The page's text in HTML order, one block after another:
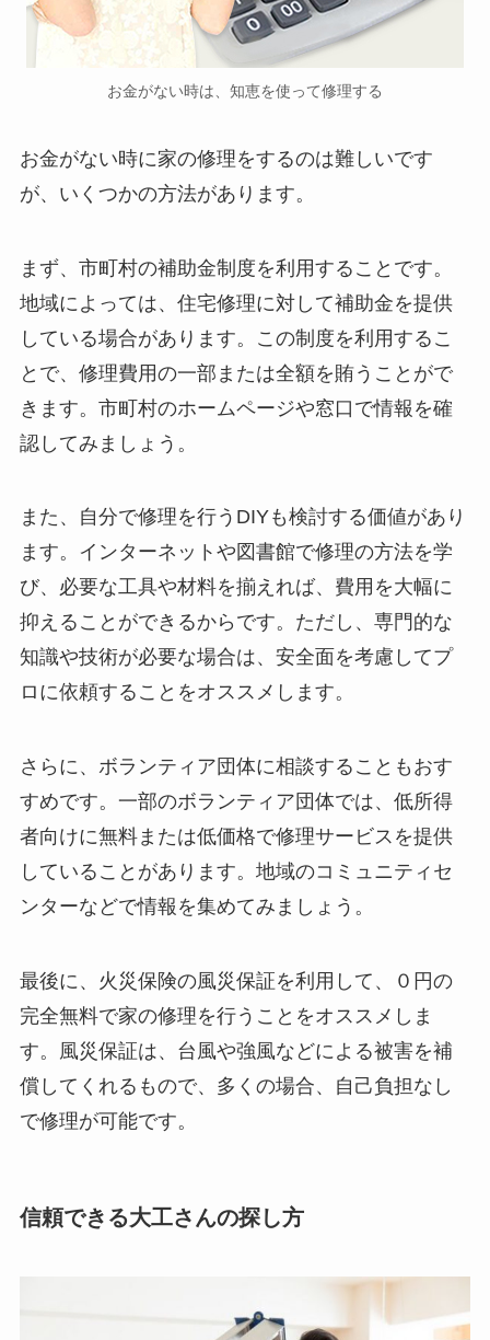
お金がない時は、知恵を使って修理する
お金がない時に家の修理をするのは難しいです
が、いくつかの方法があります。
まず、市町村の補助金制度を利用することです。
地域によっては、住宅修理に対して補助金を提供
している場合があります。この制度を利用するこ
とで、修理費用の一部または全額を賄うことがで
きます。市町村のホームページや窓口で情報を確
認してみましょう。
また、自分で修理を行うDIYも検討する価値があり
ます。インターネットや図書館で修理の方法を学
び、必要な工具や材料を揃えれば、費用を大幅に
抑えることができるからです。ただし、専門的な
知識や技術が必要な場合は、安全面を考慮してプ
ロに依頼することをオススメします。
さらに、ボランティア団体に相談することもおす
すめです。一部のボランティア団体では、低所得
者向けに無料または低価格で修理サービスを提供
していることがあります。地域のコミュニティセ
ンターなどで情報を集めてみましょう。
最後に、火災保険の風災保証を利用して、０円の
完全無料で家の修理を行うことをオススメしま
す。風災保証は、台風や強風などによる被害を補
償してくれるもので、多くの場合、自己負担なし
で修理が可能です。
信頼できる大工さんの探し方